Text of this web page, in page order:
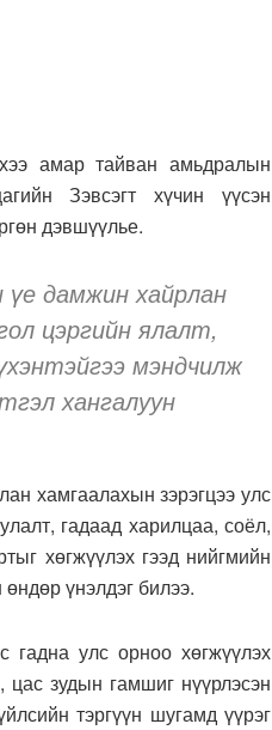
амар тайван амьдралын
Зэвсэгт хүчин үүсэн
дэвшүүлье.
үе дамжин хайрлан
цэргийн ялалт,
мэндчилж
хангалуун
хамгаалахын зэрэгцээ улс
гадаад харилцаа, соёл,
хөгжүүлэх гээд нийгмийн
үнэлдэг билээ.
гадна улс орноо хөгжүүлэх
цас зудын гамшиг нүүрлэсэн
тэргүүн шугамд үүрэг